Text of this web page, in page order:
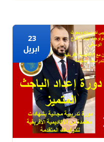
23
ابريل